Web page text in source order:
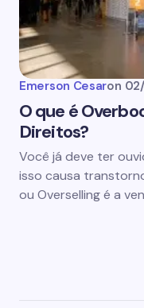
Emerson Cesaron
O que é
Direitos?
Você já deve ter
isso causa
ou Overselling é a